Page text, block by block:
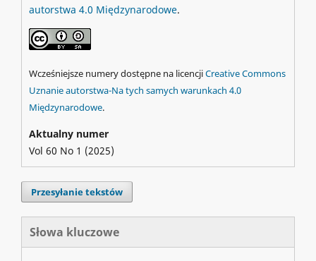
autorstwa 4.0 Międzynarodowe.
Wcześniejsze numery dostępne na licencjiCreative Commons
Uznanie autorstwa-Na tych samych warunkach 4.0
Międzynarodowe.
Aktualny numer
Vol 60 No 1 (2025)
Przesyłanie tekstów
Słowa kluczowe